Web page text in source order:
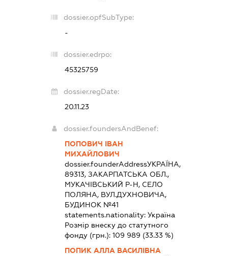
dossier.opfSubType:
-
dossier.edrpo:
45325759
dossier.regDate:
20.11.23
dossier.foundersAndBenef:
ПОПОВИЧ ІВАН
МИХАЙЛОВИЧ
dossier.founderAddressУКРАЇНА,
89313, ЗАКАРПАТСЬКА ОБЛ.,
МУКАЧІВСЬКИЙ Р-Н, СЕЛО
ПОЛЯНА, ВУЛ.ДУХНОВИЧА,
БУДИНОК №41
statements.nationality:Україна
Розмір внеску до статутного
фонду (грн.):109 989 (33.33 %)
ПОПИК АЛЛА ВАСИЛІВНА